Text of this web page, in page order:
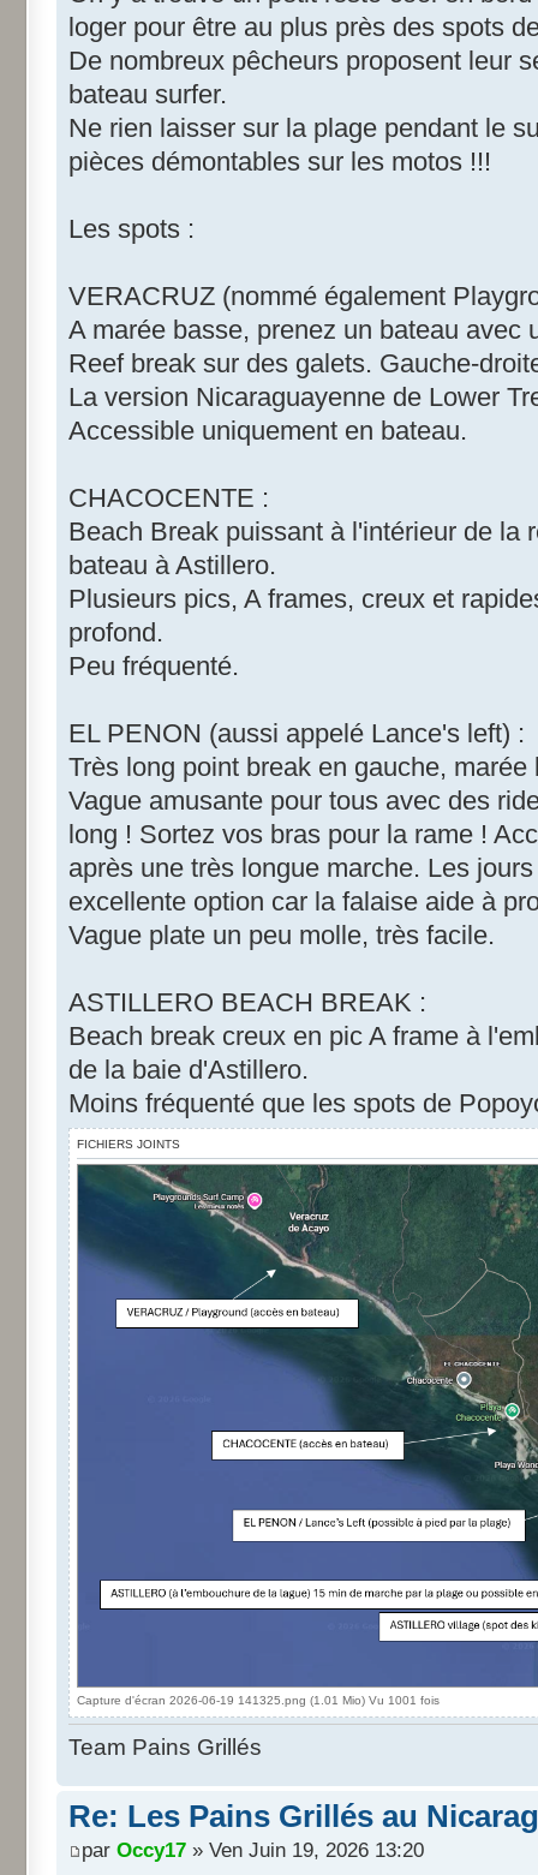
loger pour être au plus près des spots
De nombreux pêcheurs proposent leur
bateau surfer.
Ne rien laisser sur la plage pendant le
pièces démontables sur les motos !!!
Les spots :
VERACRUZ (nommé également
A marée basse, prenez un bateau avec
Reef break sur des galets. Gauche-
La version Nicaraguayenne de Lower
Accessible uniquement en bateau.
CHACOCENTE :
Beach Break puissant à l'intérieur de la
bateau à Astillero.
Plusieurs pics, A frames, creux et
profond.
Peu fréquenté.
EL PENON (aussi appelé Lance's left) :
Très long point break en gauche, marée
Vague amusante pour tous avec des
long ! Sortez vos bras pour la rame !
après une très longue marche. Les
excellente option car la falaise aide à
Vague plate un peu molle, très facile.
ASTILLERO BEACH BREAK :
Beach break creux en pic A frame à
de la baie d'Astillero.
Moins fréquenté que les spots de
FICHIERS JOINTS
Capture d'écran 2026-06-19 141325.png (1.01 Mio) Vu 1001 fois
Team Pains Grillés
Re: Les Pains Grillés au
par Occy17 » Ven Juin 19, 2026 13:20